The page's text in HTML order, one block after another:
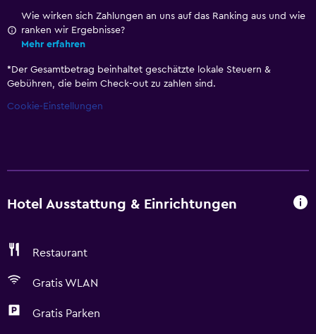
Wie wirken sich Zahlungen an uns auf das Ranking aus und wie
ranken wir Ergebnisse?
Mehr erfahren
* Der Gesamtbetrag beinhaltet geschätzte lokale Steuern &
Gebühren, die beim Check-out zu zahlen sind.
Cookie-Einstellungen
Hotel Ausstattung & Einrichtungen
Restaurant
Gratis WLAN
Gratis Parken